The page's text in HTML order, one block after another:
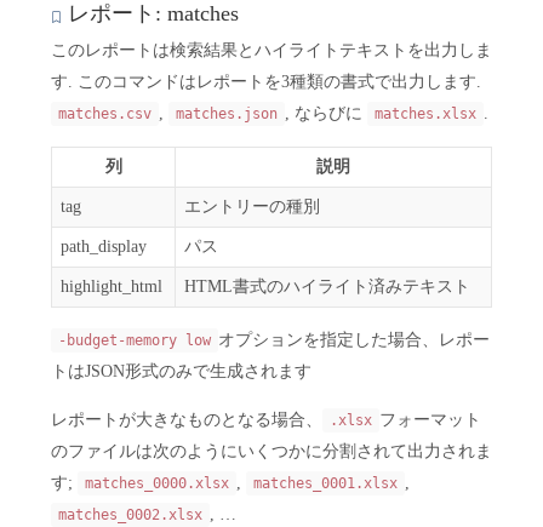
レポート: matches
このレポートは検索結果とハイライトテキストを出力しま
す. このコマンドはレポートを3種類の書式で出力します.
matches.csv , matches.json , ならびに matches.xlsx .
列 説明
tag エントリーの種別
path_display パス
highlight_html HTML書式のハイライト済みテキスト
-budget-memory low オプションを指定した場合、レポー
トはJSON形式のみで生成されます
レポートが大きなものとなる場合、 .xlsx フォーマット
のファイルは次のようにいくつかに分割されて出力されま
す;
matches_0000.xlsx , matches_0001.xlsx ,
matches_0002.xlsx , …